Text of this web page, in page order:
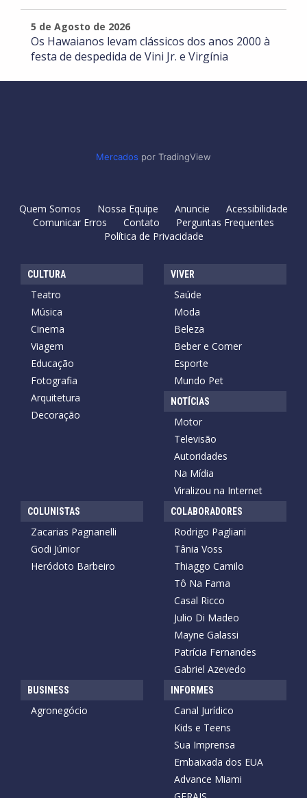
5 de Agosto de 2026
Os Hawaianos levam clássicos dos anos 2000 à
festa de despedida de Vini Jr. e Virgínia
Mercados por TradingView
Quem Somos Nossa Equipe Anuncie
Acessibilidade
Comunicar Erros
Contato
Perguntas Frequentes
Política de Privacidade
CULTURA
Teatro
Música
Cinema
Viagem
Educação
Fotografia
Arquitetura
Decoração
VIVER
Saúde
Moda
Beleza
Beber e Comer
Esporte
Mundo Pet
NOTÍCIAS
Motor
Televisão
Autoridades
Na Mídia
Viralizou na Internet
COLUNISTAS
Zacarias Pagnanelli
Godi Júnior
Heródoto Barbeiro
COLABORADORES
Rodrigo Pagliani
Tânia Voss
Thiaggo Camilo
Tô Na Fama
Casal Ricco
Julio Di Madeo
Mayne Galassi
Patrícia Fernandes
Gabriel Azevedo
BUSINESS
Agronegócio
INFORMES
Canal Jurídico
Kids e Teens
Sua Imprensa
Embaixada dos EUA
Advance Miami